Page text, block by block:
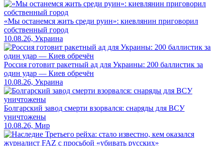
«Мы останемся жить среди руин»: киевлянин приговорил
собственный город
10.08.26, Украина
Россия готовит ракетный ад для Украины: 200 баллистик за
один удар — Киев обречён
10.08.26, Украина
Болгарский завод смерти взорвался: снаряды для ВСУ
уничтожены
10.08.26, Мир